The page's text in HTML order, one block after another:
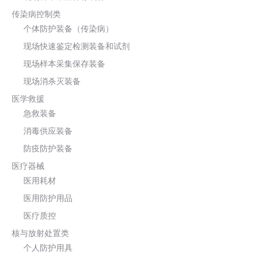
传染病控制类
个体防护装备（传染病）
现场快速鉴定检测装备和试剂
现场样本采集保存装备
现场消杀灭装备
医学救援
急救装备
消毒供应装备
防疫防护装备
医疗器械
医用耗材
医用防护用品
医疗质控
核与放射处置类
个人防护用具